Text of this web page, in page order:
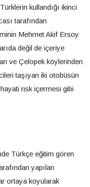
kullandığı ikinci
tarafından
Mehmet Akif Ersoy
değil de içeriye
ve Çelopek köylerinden
taşıyan iki otobüsün
risk içermesi gibi
Türkçe eğitim gören
yapılan
ortaya koyularak